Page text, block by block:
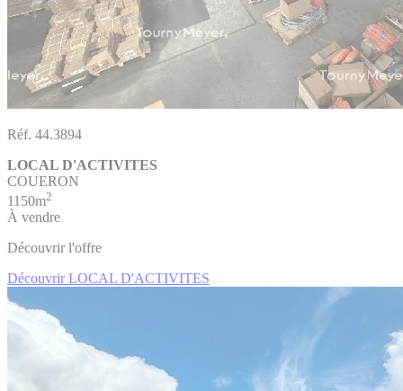
Réf. 44.3894
LOCAL D'ACTIVITES
COUERON
1150m2
À vendre
Découvrir l'offre
Découvrir LOCAL D'ACTIVITES